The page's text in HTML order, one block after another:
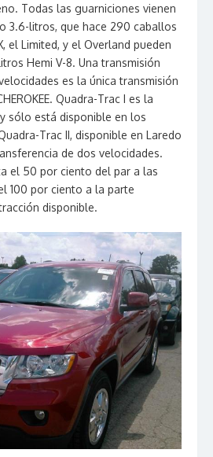
Todas las guarniciones vienen
3.6-litros, que hace 290 caballos
el Limited, y el Overland pueden
Hemi V-8. Una transmisión
es la única transmisión
Quadra-Trac I es la
sólo está disponible en los
Trac II, disponible en Laredo
de dos velocidades.
el 50 por ciento del par a las
100 por ciento a la parte
disponible.